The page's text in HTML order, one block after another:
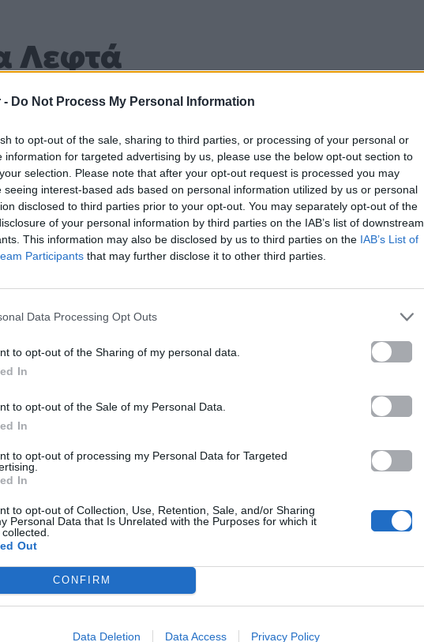
- Do Not Process My Personal Information
to opt-out of the sale, sharing to third parties, or processing of your personal or
information for targeted advertising by us, please use the below opt-out section to
selection. Please note that after your opt-out request is processed you may
seeing interest-based ads based on personal information utilized by us or personal
disclosed to third parties prior to your opt-out. You may separately opt-out of the
of your personal information by third parties on the IAB’s list of downstream
This information may also be disclosed by us to third parties on the IAB’s List of
Participants that may further disclose it to other third parties.
Data Processing Opt Outs
to opt-out of the Sharing of my personal data.
In
to opt-out of the Sale of my Personal Data.
In
to opt-out of processing my Personal Data for Targeted
In
to opt-out of Collection, Use, Retention, Sale, and/or Sharing
Personal Data that Is Unrelated with the Purposes for which it
Out
CONFIRM
Data Deletion Data Access Privacy Policy
Λεφτά
Βίσση
ΆλμπουμΗλιοτρόπια που κυκλοφόρησε το 2019
στο άλμπουμ «Ηλιοτρόπια». Μουσικά κινείται στο ύφος Pop.
Mad.gr.